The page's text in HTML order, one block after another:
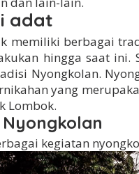
adat
memiliki berbagai
hingga saat ini.
Nyongkolan.
yang
Lombok.
kegiatan